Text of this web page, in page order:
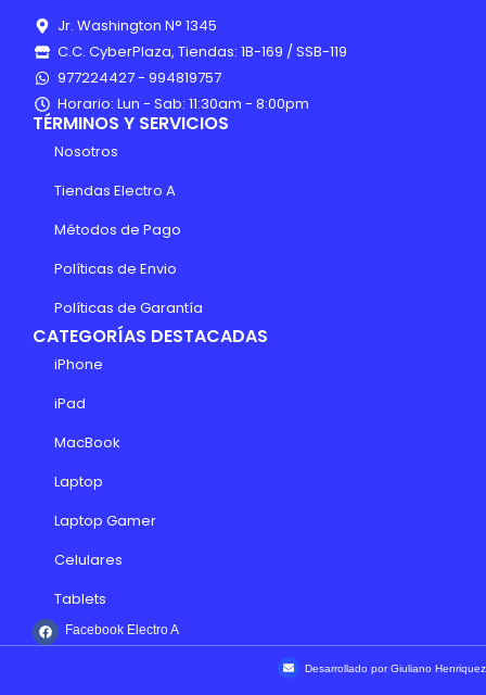
Jr. Washington N° 1345
C.C. CyberPlaza, Tiendas: 1B-169 / SSB-119
977224427 - 994819757
Horario: Lun - Sab: 11:30am - 8:00pm
TÉRMINOS Y SERVICIOS
Nosotros
Tiendas Electro A
Métodos de Pago
Políticas de Envio
Políticas de Garantía
CATEGORÍAS DESTACADAS
iPhone
iPad
MacBook
Laptop
Laptop Gamer
Celulares
Tablets
Facebook Electro A
Desarrollado por Giuliano Henriquez